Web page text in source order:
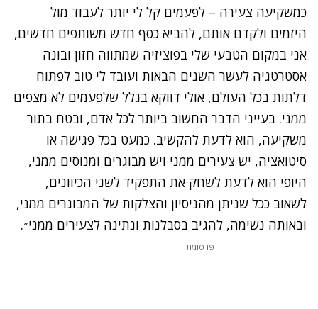
כמשקיעה צעירה – לפעמים קל לי יותר לעבוד מול
היזמים ולקדם אותם, להביא כסף חדש משותפים חדשים,
אני במקום הטבעי שלי בפוציזיה שמתווה חזון ובונה
אסטרטגיה לעשר השנים הבאות ועובד לי טוב לפתוח
דלתות בכל העולם, אולי דווקא בגלל שלפעמים לא מצפים
ממני. בעייני הדבר החשוב ביותר לכל אדם, ובטח בתור
משקיעה, הוא לדעת להקשיב. כמעט בכל פגישה או
סיטואציה, יש צעירים ממני ויש מבוגרים ומנוסים ממני,
היופי הוא לדעת לשחק את התפקיד לשני הכיוונים,
לשאוב ככל שניתן מהניסיון והצלקות של המבוגרים ממני,
ובאותה נשימה, להגיב בסבלנות ונתינה לצעירים ממני״.
פרסומת